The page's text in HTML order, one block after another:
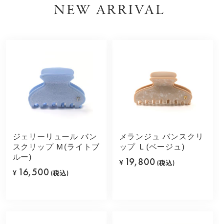
NEW ARRIVAL
ジェリーリュール バン
スクリップ Ｍ(ライトブ
ルー)
¥ 16,500 (税込)
メランジュ バンスクリ
ップ Ｌ(ベージュ)
¥ 19,800 (税込)